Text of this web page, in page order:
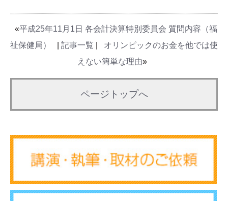
«平成25年11月1日 各会計決算特別委員会 質問内容（福
祉保健局）
記事一覧
オリンピックのお金を他では使
えない簡単な理由»
ページトップへ